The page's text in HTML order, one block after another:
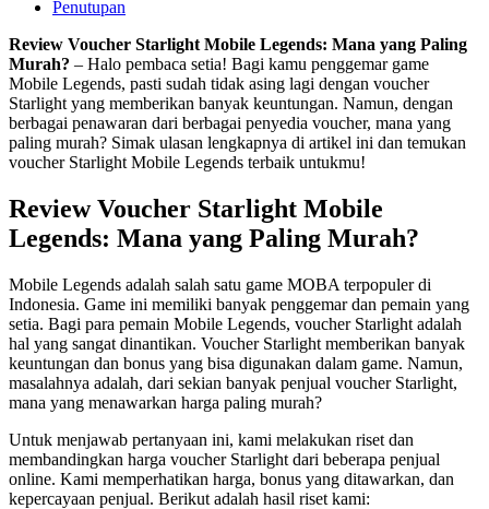
Penutupan
Review Voucher Starlight Mobile Legends: Mana yang Paling
Murah? – Halo pembaca setia! Bagi kamu penggemar game
Mobile Legends, pasti sudah tidak asing lagi dengan voucher
Starlight yang memberikan banyak keuntungan. Namun, dengan
berbagai penawaran dari berbagai penyedia voucher, mana yang
paling murah? Simak ulasan lengkapnya di artikel ini dan temukan
voucher Starlight Mobile Legends terbaik untukmu!
Review Voucher Starlight Mobile
Legends: Mana yang Paling Murah?
Mobile Legends adalah salah satu game MOBA terpopuler di
Indonesia. Game ini memiliki banyak penggemar dan pemain yang
setia. Bagi para pemain Mobile Legends, voucher Starlight adalah
hal yang sangat dinantikan. Voucher Starlight memberikan banyak
keuntungan dan bonus yang bisa digunakan dalam game. Namun,
masalahnya adalah, dari sekian banyak penjual voucher Starlight,
mana yang menawarkan harga paling murah?
Untuk menjawab pertanyaan ini, kami melakukan riset dan
membandingkan harga voucher Starlight dari beberapa penjual
online. Kami memperhatikan harga, bonus yang ditawarkan, dan
kepercayaan penjual. Berikut adalah hasil riset kami: